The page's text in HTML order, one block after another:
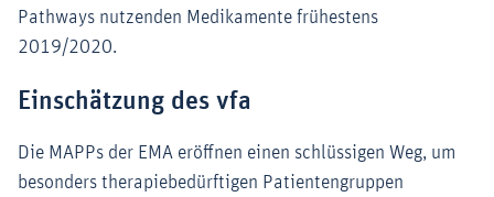
Pathways nutzenden Medikamente frühestens
2019/2020.
Einschätzung des vfa
Die MAPPs der EMA eröffnen einen schlüssigen Weg, um
besonders therapiebedürftigen Patientengruppen